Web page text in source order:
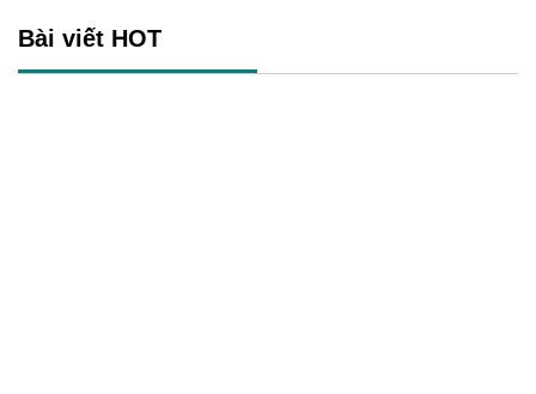
Bài viết HOT